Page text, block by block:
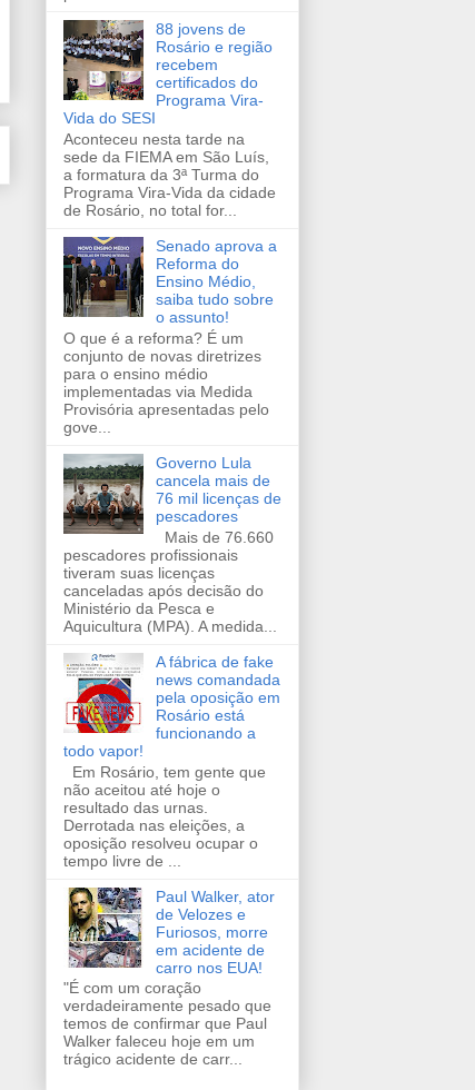
88 jovens de
Rosário e região
recebem
certificados do
Programa Vira-
Vida do SESI
Aconteceu nesta tarde na
sede da FIEMA em São Luís,
a formatura da 3ª Turma do
Programa Vira-Vida da cidade
de Rosário, no total for...
Senado aprova a
Reforma do
Ensino Médio,
saiba tudo sobre
o assunto!
O que é a reforma? É um
conjunto de novas diretrizes
para o ensino médio
implementadas via Medida
Provisória apresentadas pelo
gove...
Governo Lula
cancela mais de
76 mil licenças de
pescadores
Mais de 76.660
pescadores profissionais
tiveram suas licenças
canceladas após decisão do
Ministério da Pesca e
Aquicultura (MPA). A medida...
A fábrica de fake
news comandada
pela oposição em
Rosário está
funcionando a
todo vapor!
Em Rosário, tem gente que
não aceitou até hoje o
resultado das urnas.
Derrotada nas eleições, a
oposição resolveu ocupar o
tempo livre de ...
Paul Walker, ator
de Velozes e
Furiosos, morre
em acidente de
carro nos EUA!
"É com um coração
verdadeiramente pesado que
temos de confirmar que Paul
Walker faleceu hoje em um
trágico acidente de carr...